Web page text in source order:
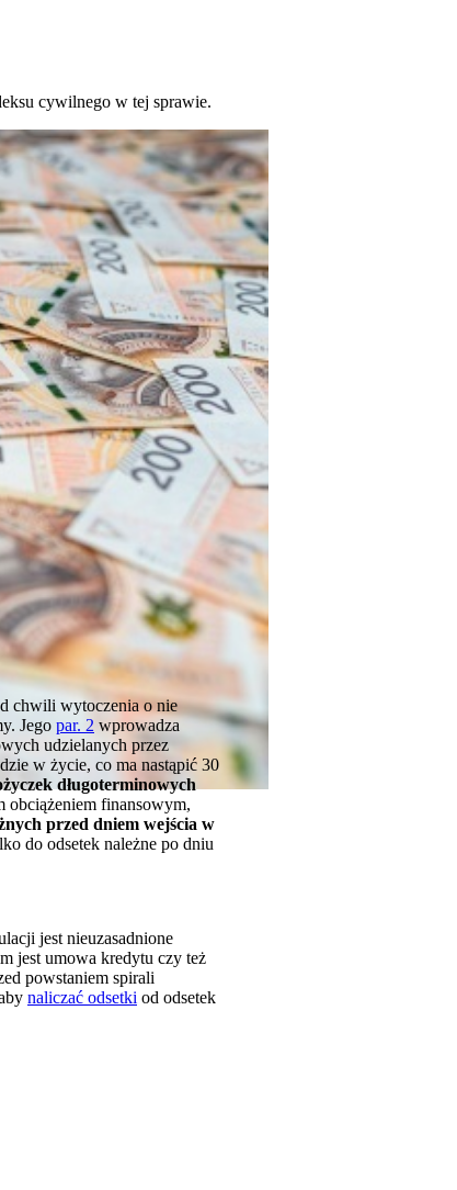
cywilnego w tej sprawie.
chwili wytoczenia o nie
Jego par. 2 wprowadza
udzielanych przez
w życie, co ma nastąpić 30
długoterminowych
obciążeniem finansowym,
przed dniem wejścia w
do odsetek należne po dniu
jest nieuzasadnione
jest umowa kredytu czy też
powstaniem spirali
naliczać odsetki od odsetek